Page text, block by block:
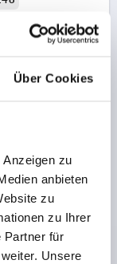
Über Cookies
zu
anbieten
zu
zu Ihrer
Partner für
Unsere
FORM=B